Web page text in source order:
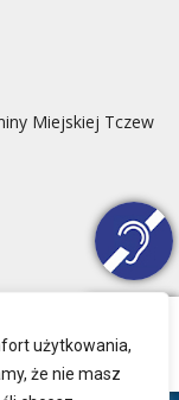
użytkowania,
że nie masz
Miejskiej Tczew
Osobowych